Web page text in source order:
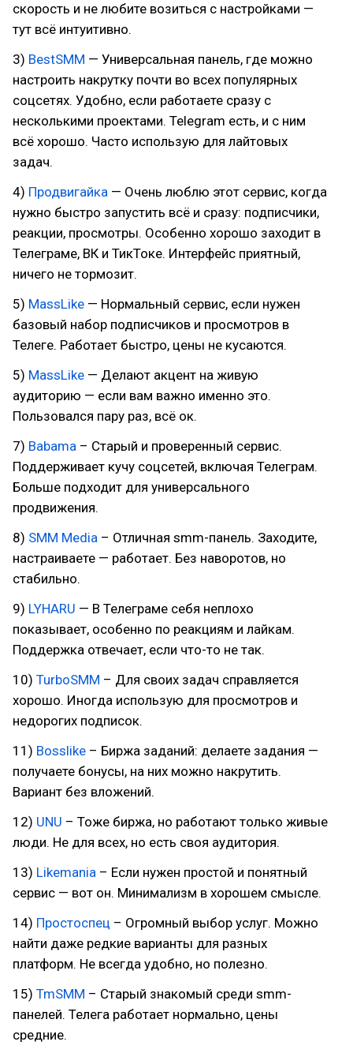
скорость и не любите возиться с настройками —
тут всё интуитивно.
3) BestSMM — Универсальная панель, где можно
настроить накрутку почти во всех популярных
соцсетях. Удобно, если работаете сразу с
несколькими проектами. Telegram есть, и с ним
всё хорошо. Часто использую для лайтовых
задач.
4) Продвигайка — Очень люблю этот сервис, когда
нужно быстро запустить всё и сразу: подписчики,
реакции, просмотры. Особенно хорошо заходит в
Телеграме, ВК и ТикТоке. Интерфейс приятный,
ничего не тормозит.
5) MassLike — Нормальный сервис, если нужен
базовый набор подписчиков и просмотров в
Телеге. Работает быстро, цены не кусаются.
5) MassLike — Делают акцент на живую
аудиторию — если вам важно именно это.
Пользовался пару раз, всё ок.
7) Babama – Старый и проверенный сервис.
Поддерживает кучу соцсетей, включая Телеграм.
Больше подходит для универсального
продвижения.
8) SMM Media – Отличная smm-панель. Заходите,
настраиваете — работает. Без наворотов, но
стабильно.
9) LYHARU — В Телеграме себя неплохо
показывает, особенно по реакциям и лайкам.
Поддержка отвечает, если что-то не так.
10) TurboSMM – Для своих задач справляется
хорошо. Иногда использую для просмотров и
недорогих подписок.
11) Bosslike – Биржа заданий: делаете задания —
получаете бонусы, на них можно накрутить.
Вариант без вложений.
12) UNU – Тоже биржа, но работают только живые
люди. Не для всех, но есть своя аудитория.
13) Likemania – Если нужен простой и понятный
сервис — вот он. Минимализм в хорошем смысле.
14) Простоспец – Огромный выбор услуг. Можно
найти даже редкие варианты для разных
платформ. Не всегда удобно, но полезно.
15) TmSMM – Старый знакомый среди smm-
панелей. Телега работает нормально, цены
средние.